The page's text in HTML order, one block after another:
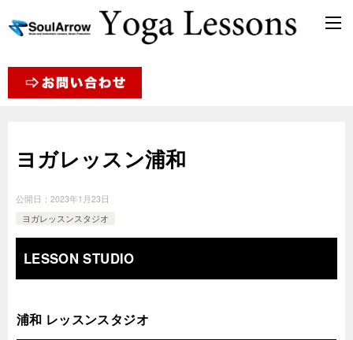
ヨガレッスン浦和
公開日： 2023年1月23日
ヨガレッスンスタジオ
LESSON STUDIO
浦和 レッスンスタジオ